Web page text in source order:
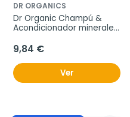
DR ORGANICS
Dr Organic Champú &
Acondicionador minerales
9,84 €
Ver